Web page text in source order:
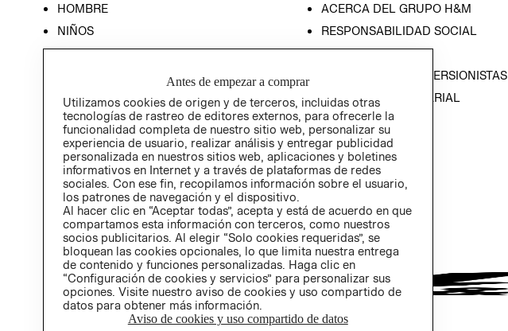
HOMBRE
NIÑOS
HOME
ACERCA DEL GRUPO H&M
RESPONSABILIDAD SOCIAL
PRENSA
RELACIÓN CON INVERSIONISTAS
POLÍTICA EMPRESARIAL
Antes de empezar a comprar
Utilizamos cookies de origen y de terceros, incluidas otras
tecnologías de rastreo de editores externos, para ofrecerle la
funcionalidad completa de nuestro sitio web, personalizar su
experiencia de usuario, realizar análisis y entregar publicidad
personalizada en nuestros sitios web, aplicaciones y boletines
informativos en Internet y a través de plataformas de redes
sociales. Con ese fin, recopilamos información sobre el usuario,
los patrones de navegación y el dispositivo.
Al hacer clic en “Aceptar todas”, acepta y está de acuerdo en que
compartamos esta información con terceros, como nuestros
socios publicitarios. Al elegir “Solo cookies requeridas”, se
bloquean las cookies opcionales, lo que limita nuestra entrega
de contenido y funciones personalizadas. Haga clic en
“Configuración de cookies y servicios” para personalizar sus
opciones. Visite nuestro aviso de cookies y uso compartido de
datos para obtener más información.
Aviso de cookies y uso compartido de datos